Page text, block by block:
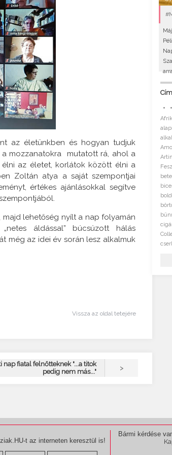
az életünkben és hogyan tudjuk
a mozzanatokra mutatott rá, ahol a
az életet, korlátok között élni a
Zoltán atya a saját szempontjai
értékes ajánlásokkal segítve
lehetőség nyílt a nap folyamán
áldással” búcsúzott hálás
még az idei év során lesz alkalmuk
Vissza az oldal tetejére
•
fiatal felnőtteknek "...a titok
pedig nem más..."
>
t az interneten keresztül is!
Bármi kérdése